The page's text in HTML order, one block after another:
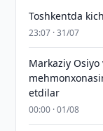
Toshkentda
23:07 · 31/07
Markaziy
etdilar
00:00 · 01/08